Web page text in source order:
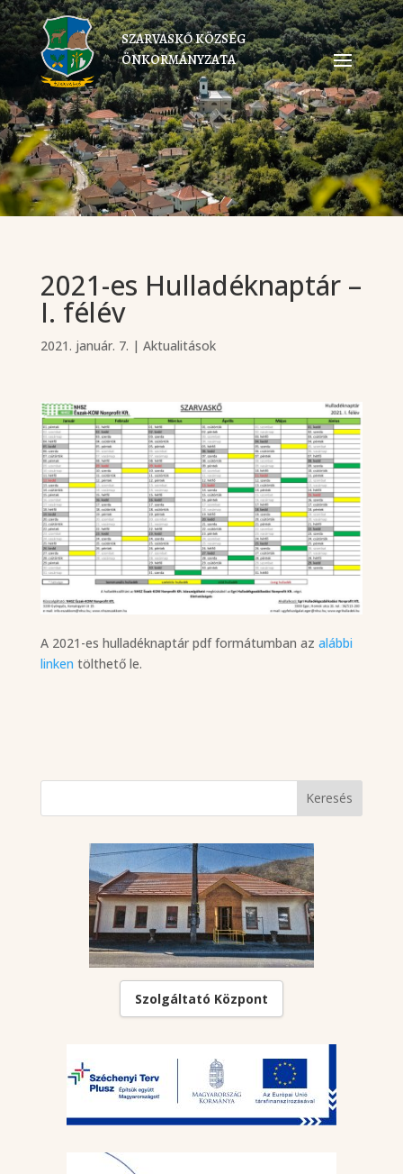
SZARVASKŐ KÖZSÉG
ÖNKORMÁNYZATA
2021-es Hulladéknaptár –
I. félév
2021. január. 7. | Aktualitások
A 2021-es hulladéknaptár pdf formátumban az alábbi
linken tölthető le.
Szolgáltató Központ